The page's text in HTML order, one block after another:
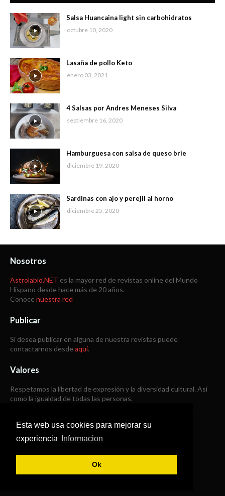
Esta web usa cookies para mejorar su
experiencia
Informacion
Ok
Salsa Huancaina light sin carbohidratos
octubre 10, 2020
Lasaña de pollo Keto
enero 03, 2021
4 Salsas por Andres Meneses Silva
septiembre 16, 2020
Hamburguesa con salsa de queso brie
diciembre 19, 2020
Sardinas con ajo y perejil al horno
diciembre 25, 2020
Nosotros
Astrolabio.NET es la mayor red de revistas online del Mundo
Hispano desde hace más de 20 años.
Conoce nuestra red
Publicar
Si desea publicar en alguna de nuestra revistas puede
contactarnos desde aquí.
Valores
Respetamos la libertad de expresión y la diversidad cultural. Así
como la igualdad de todas las personas.
Copyright © 1998 -